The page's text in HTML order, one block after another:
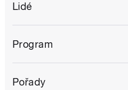
Lidé
Program
Pořady